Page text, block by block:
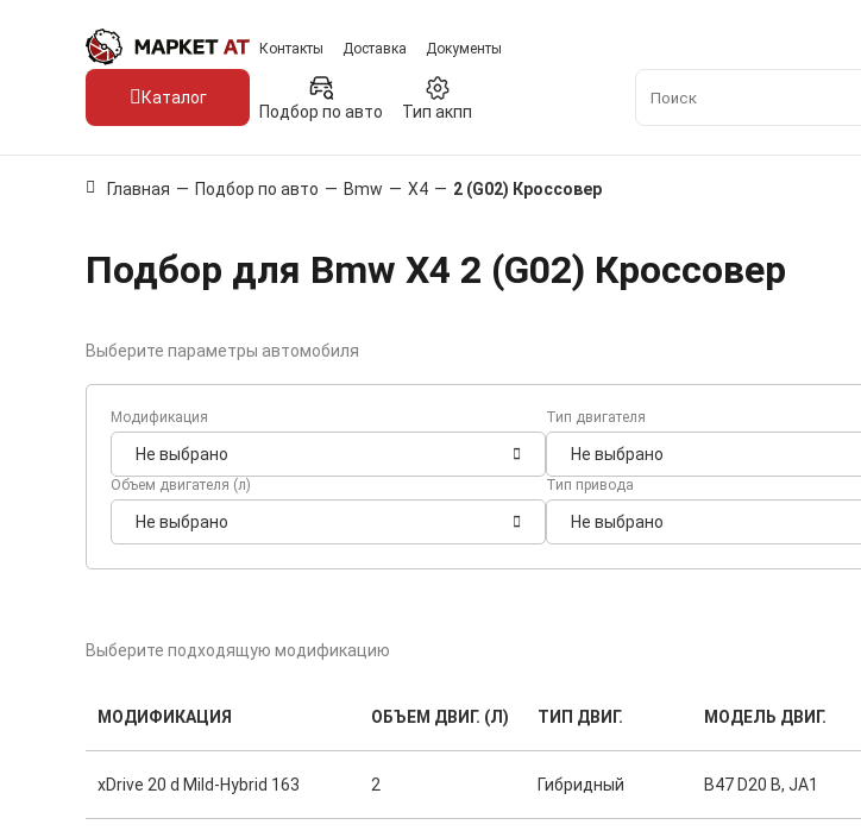
Контакты Доставка Документы
Каталог
Подбор по авто Тип акпп
Главная — Подбор по авто — Bmw — X4 — 2 (G02) Кроссовер
Подбор для Bmw X4 2 (G02) Кроссовер
Выберите параметры автомобиля
Модификация
Не выбрано
Тип двигателя
Не выбрано
Объем двигателя (л)
Не выбрано
Тип привода
Не выбрано
Выберите подходящую модификацию
МОДИФИКАЦИЯ ОБЪЕМ ДВИГ. (Л) ТИП ДВИГ. МОДЕЛЬ ДВИГ.
xDrive 20 d Mild-Hybrid 163 2 Гибридный B47 D20 B, JA1